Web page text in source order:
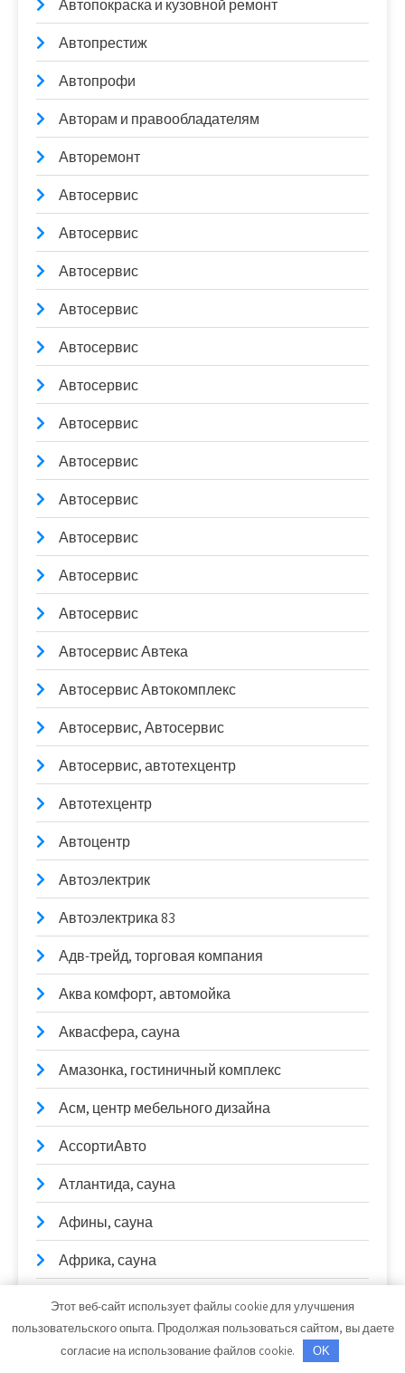
Автопокраска и кузовной ремонт
Автопрестиж
Автопрофи
Авторам и правообладателям
Авторемонт
Автосервис
Автосервис
Автосервис
Автосервис
Автосервис
Автосервис
Автосервис
Автосервис
Автосервис
Автосервис
Автосервис
Автосервис
Автосервис Автека
Автосервис Автокомплекс
Автосервис, Автосервис
Автосервис, автотехцентр
Автотехцентр
Автоцентр
Автоэлектрик
Автоэлектрика 83
Адв-трейд, торговая компания
Аква комфорт, автомойка
Аквасфера, сауна
Амазонка, гостиничный комплекс
Асм, центр мебельного дизайна
АссортиАвто
Атлантида, сауна
Афины, сауна
Африка, сауна
Афродита, сауна
Банька в Жасминке
Этот веб-сайт использует файлы cookie для улучшения
пользовательского опыта. Продолжая пользоваться сайтом, вы даете
согласие на использование файлов cookie.
OK